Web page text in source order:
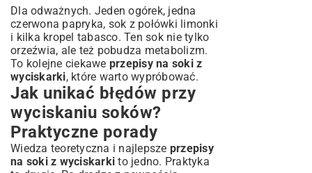
Dla odważnych. Jeden ogórek, jedna
czerwona papryka, sok z połówki limonki
i kilka kropel tabasco. Ten sok nie tylko
orzeźwia, ale też pobudza metabolizm.
To kolejne ciekawe przepisy na soki z
wyciskarki, które warto wypróbować.
Jak unikać błędów przy
wyciskaniu soków?
Praktyczne porady
Wiedza teoretyczna i najlepsze przepisy
na soki z wyciskarki to jedno. Praktyka